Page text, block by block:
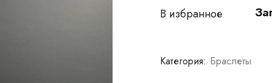
В избранное
Категория: Браслеты